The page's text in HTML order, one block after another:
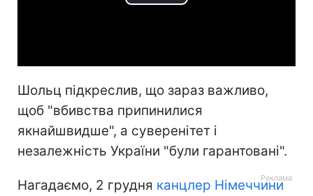
Шольц підкреслив, що зараз важливо,
щоб "вбивства припинилися
якнайшвидше", а суверенітет і
незалежність України "були гарантовані".
Нагадаємо, 2 грудня канцлер Німеччини